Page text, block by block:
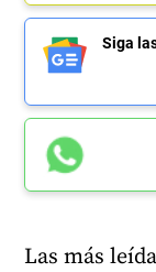
Siga
Las más